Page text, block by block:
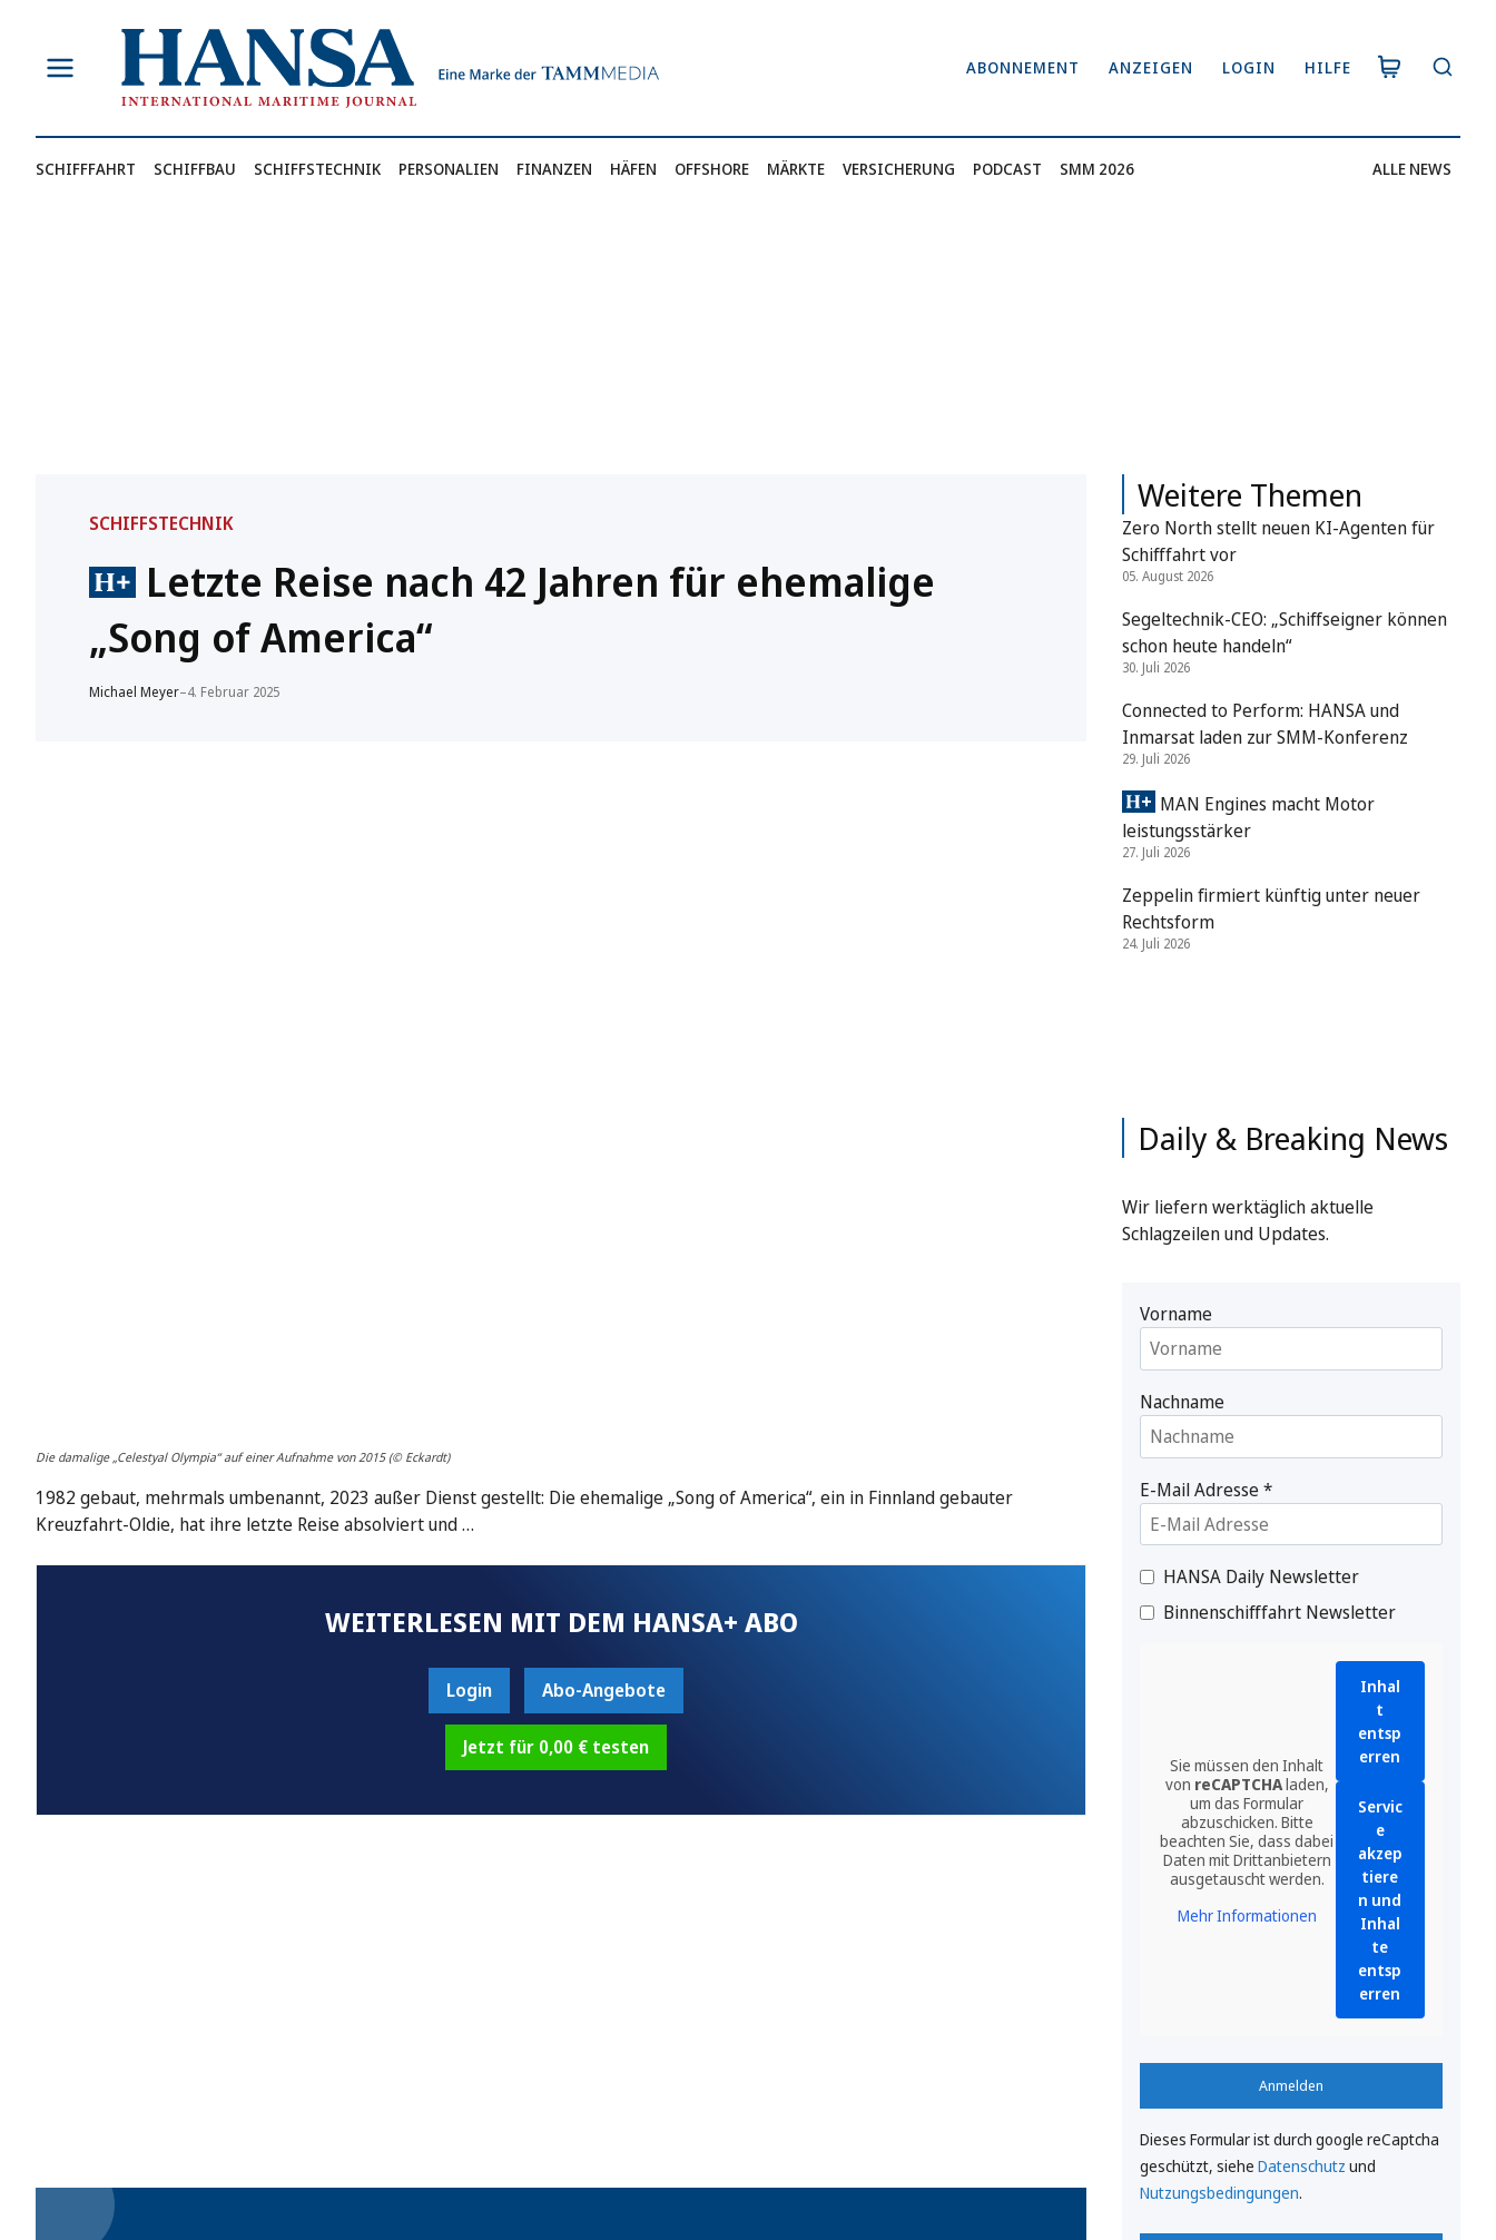
springen
ABONNEMENT ANZEIGEN LOGIN HILFE
SCHIFFFAHRT SCHIFFBAU SCHIFFSTECHNIK PERSONALIEN FINANZEN HÄFEN OFFSHORE MÄRKTE VERSICHERUNG PODCAST SMM 2026 ALLE NEWS
SCHIFFSTECHNIK
Letzte Reise nach 42 Jahren für ehemalige
„Song of America“
Michael Meyer–4. Februar 2025
Die damalige „Celestyal Olympia“ auf einer Aufnahme von 2015 (© Eckardt)
1982 gebaut, mehrmals umbenannt, 2023 außer Dienst gestellt: Die ehemalige „Song of America“, ein in Finnland gebauter
Kreuzfahrt-Oldie, hat ihre letzte Reise absolviert und …
WEITERLESEN MIT DEM HANSA+ ABO
Login Abo-Angebote
Jetzt für 0,00 € testen
Weitere Themen
Zero North stellt neuen KI-Agenten für
Schifffahrt vor
05. August 2026
Segeltechnik-CEO: „Schiffseigner können
schon heute handeln“
30. Juli 2026
Connected to Perform: HANSA und
Inmarsat laden zur SMM-Konferenz
29. Juli 2026
MAN Engines macht Motor
leistungsstärker
27. Juli 2026
Zeppelin firmiert künftig unter neuer
Rechtsform
24. Juli 2026
Daily & Breaking News
Wir liefern werktäglich aktuelle
Schlagzeilen und Updates.
Vorname
Nachname
E-Mail Adresse*
HANSA Daily Newsletter
Binnenschifffahrt Newsletter
Sie müssen den Inhalt
von reCAPTCHAladen,
um das Formular
abzuschicken. Bitte
beachten Sie, dass dabei
Daten mit Drittanbietern
ausgetauscht werden.
Mehr Informationen
Inhal
t
entsp
erren
Servic
e
akzep
tiere
n und
Inhal
te
entsp
erren
Anmelden
Dieses Formular ist durch google reCaptcha
geschützt, siehe Datenschutz und
Nutzungsbedingungen.